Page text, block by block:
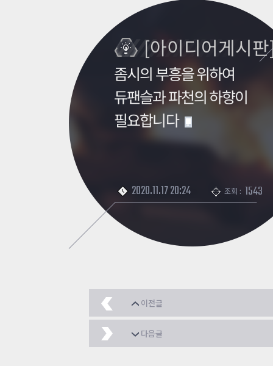
[아이디어게시
좀시의 부흥을 위하여
듀팬슬과 파천의 하향이
필요합니다
2020.11.17 20:24 조회 : 1543
이전글
이번 크리스마스에도
다음글